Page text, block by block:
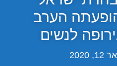
הערב
לנשים
2020